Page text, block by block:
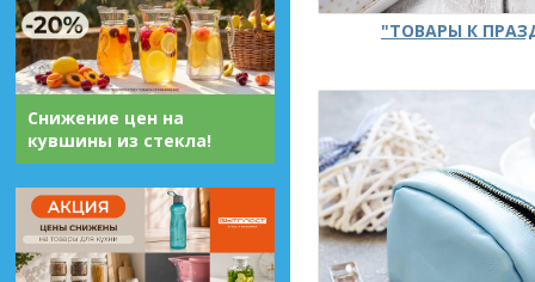
Снижение цен на
кувшины из стекла!
"ТОВАРЫ К